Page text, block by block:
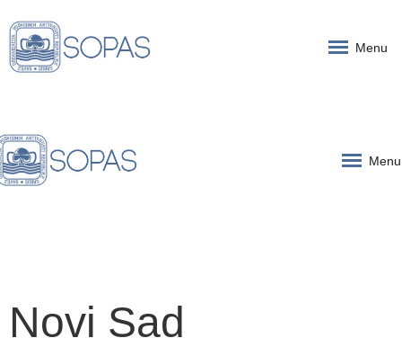
Menu
Menu
Novi Sad